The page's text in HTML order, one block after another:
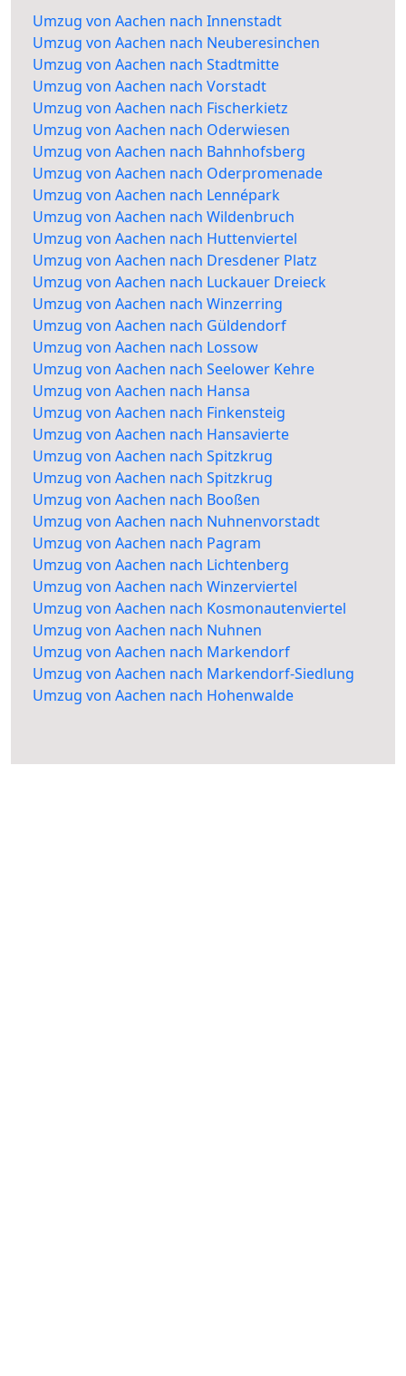
Umzug von Aachen nach Innenstadt
Umzug von Aachen nach Neuberesinchen
Umzug von Aachen nach Stadtmitte
Umzug von Aachen nach Vorstadt
Umzug von Aachen nach Fischerkietz
Umzug von Aachen nach Oderwiesen
Umzug von Aachen nach Bahnhofsberg
Umzug von Aachen nach Oderpromenade
Umzug von Aachen nach Lennépark
Umzug von Aachen nach Wildenbruch
Umzug von Aachen nach Huttenviertel
Umzug von Aachen nach Dresdener Platz
Umzug von Aachen nach Luckauer Dreieck
Umzug von Aachen nach Winzerring
Umzug von Aachen nach Güldendorf
Umzug von Aachen nach Lossow
Umzug von Aachen nach Seelower Kehre
Umzug von Aachen nach Hansa
Umzug von Aachen nach Finkensteig
Umzug von Aachen nach Hansavierte
Umzug von Aachen nach Spitzkrug
Umzug von Aachen nach Spitzkrug
Umzug von Aachen nach Booßen
Umzug von Aachen nach Nuhnenvorstadt
Umzug von Aachen nach Pagram
Umzug von Aachen nach Lichtenberg
Umzug von Aachen nach Winzerviertel
Umzug von Aachen nach Kosmonautenviertel
Umzug von Aachen nach Nuhnen
Umzug von Aachen nach Markendorf
Umzug von Aachen nach Markendorf-Siedlung
Umzug von Aachen nach Hohenwalde